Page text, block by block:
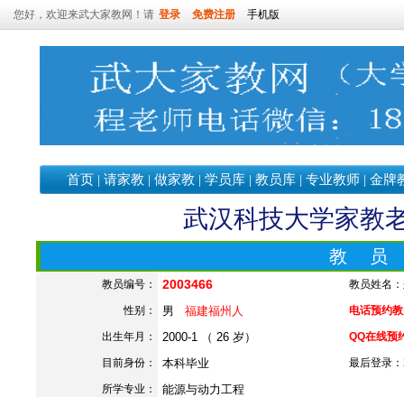
您好，欢迎来武大家教网！请 登录 免费注册 手机版
首页 | 请家教 | 做家教 | 学员库 | 教员库 | 专业教师 | 金牌
武汉科技大学家教
教
教员编号： 2003466 教员姓名：
性别： 男 福建福州人 电话预约
出生年月： 2000-1 （ 26 岁） QQ在线预
目前身份： 本科毕业 最后登录
所学专业： 能源与动力工程